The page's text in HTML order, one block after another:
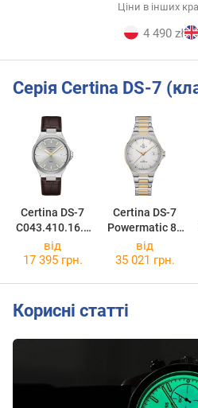
Ціни в інших
4 490 zł
Серія Certina DS-7
Certina DS-7
C043.410.16.0
31.00
Certina DS-7
Powermatic 80
C043.407.22.0
31.00
від
17 395 грн.
від
35 021 грн.
Корисні статті